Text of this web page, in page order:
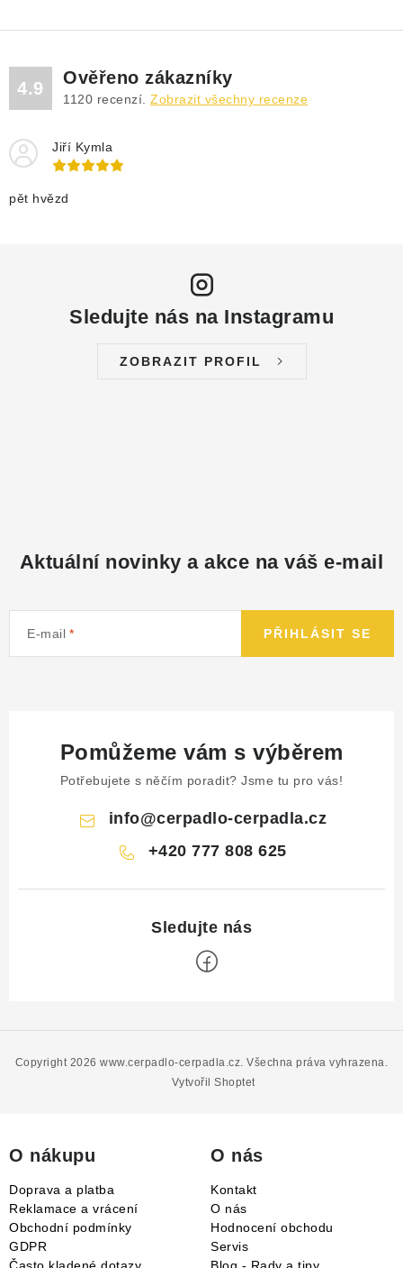
4.9
Ověřeno zákazníky
1120 recenzí. Zobrazit všechny recenze
Jiří Kymla
pět hvězd
Sledujte nás na Instagramu
ZOBRAZIT PROFIL
Aktuální novinky a akce na váš e-mail
E-mail PŘIHLÁSIT SE
Pomůžeme vám s výběrem
Potřebujete s něčím poradit? Jsme tu pro vás!
info@cerpadlo-cerpadla.cz
+420 777 808 625
Vytvořil Shoptet
Copyright 2026www.cerpadlo-cerpadla.cz. Všechna práva vyhrazena.
O nákupu
Doprava a platba
Reklamace a vrácení
Obchodní podmínky
GDPR
O nás
Kontakt
O nás
Hodnocení obchodu
Servis